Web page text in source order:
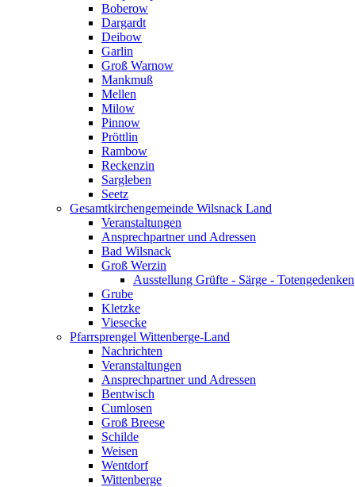
Boberow
Dargardt
Deibow
Garlin
Groß Warnow
Mankmuß
Mellen
Milow
Pinnow
Pröttlin
Rambow
Reckenzin
Sargleben
Seetz
Gesamtkirchengemeinde Wilsnack Land
Veranstaltungen
Ansprechpartner und Adressen
Bad Wilsnack
Groß Werzin
Ausstellung Grüfte - Särge - Totengedenken
Grube
Kletzke
Viesecke
Pfarrsprengel Wittenberge-Land
Nachrichten
Veranstaltungen
Ansprechpartner und Adressen
Bentwisch
Cumlosen
Groß Breese
Schilde
Weisen
Wentdorf
Wittenberge